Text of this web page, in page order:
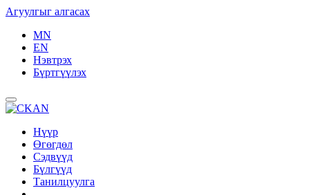
Агуулгыг алгасах
MN
EN
Нэвтрэх
Бүртгүүлэх
Нүүр
Өгөгдөл
Сэдвүүд
Бүлгүүд
Танилцуулга